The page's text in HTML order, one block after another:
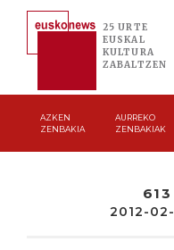
25 URTE
EUSKAL
KULTURA
ZABALTZEN
AZKEN
ZENBAKIA
AURREKO
ZENBAKIAK
2012-